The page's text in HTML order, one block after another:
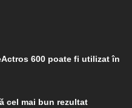
600 poate fi utilizat în
cel mai bun rezultat